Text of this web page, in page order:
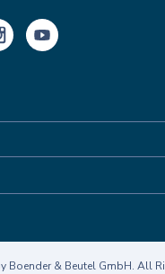
Boender & Beutel GmbH. All